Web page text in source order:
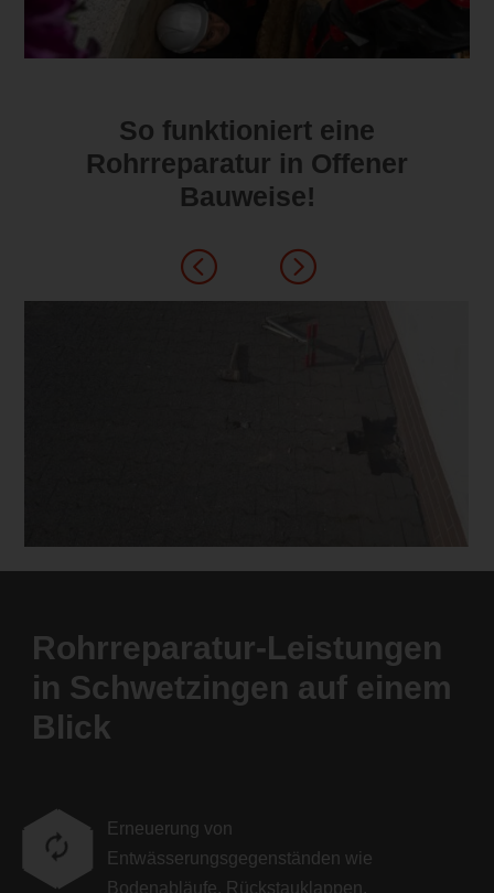
So funktioniert eine
Rohrreparatur in Offener
Bauweise!
Rohrreparatur-Leistungen
in Schwetzingen auf einem
Blick
Erneuerung von
Entwässerungsgegenständen wie
Bodenabläufe, Rückstauklappen,